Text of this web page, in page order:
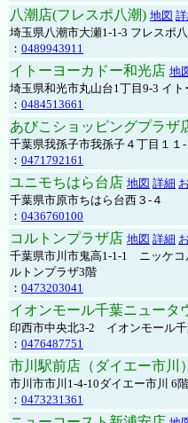
八潮店(フレスポ八潮) 地図
埼玉県八潮市大瀬1-1-3 フレスポ
： 0489943911
イトーヨーカドー和光店 地
埼玉県和光市丸山台1丁目9-3 イ
： 0484513661
あびこショッピングプラザ
千葉県我孫子市我孫子４丁目１
： 0471792161
ユニモちはら台店 地図 詳細
千葉県市原市ちはら台西３-４
： 0436760100
コルトンプラザ店 地図 詳細
千葉県市川市鬼高1-1-1 ニッケ
ルトンプラザ3階
： 0473203041
イオンモール千葉ニュータ
印西市中央北3-2 イオンモール
： 0476487751
市川駅前店（ダイエー市川
市川市市川1-4-10ダイエー市川 6階
： 0473231361